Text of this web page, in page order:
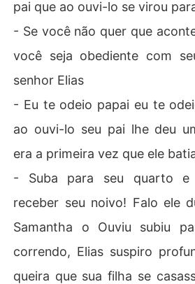
pai que ao ouvi-lo se virou
- Se você não quer que
você seja obediente com
senhor Elias
- Eu te odeio papai eu te
ao ouvi-lo seu pai lhe deu
era a primeira vez que ele
- Suba para seu quarto e
receber seu noivo! Falo ele
Samantha o Ouviu subiu
correndo, Elias suspiro
queira que sua filha se